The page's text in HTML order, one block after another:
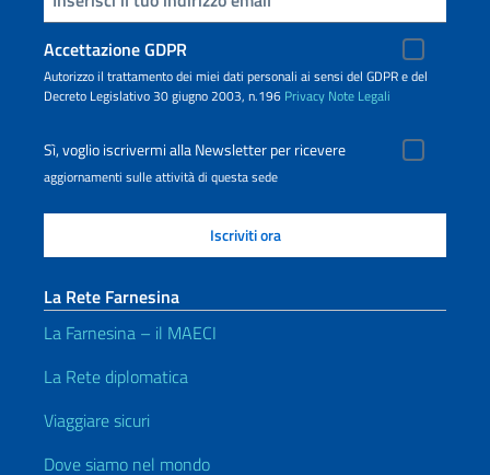
Accettazione GDPR
Autorizzo il trattamento dei miei dati personali ai sensi del GDPR e del
Decreto Legislativo 30 giugno 2003, n.196 Privacy Note Legali
Sì, voglio iscrivermi alla Newsletter per ricevere
aggiornamenti sulle attività di questa sede
La Rete Farnesina
La Farnesina – il MAECI
La Rete diplomatica
Viaggiare sicuri
Dove siamo nel mondo